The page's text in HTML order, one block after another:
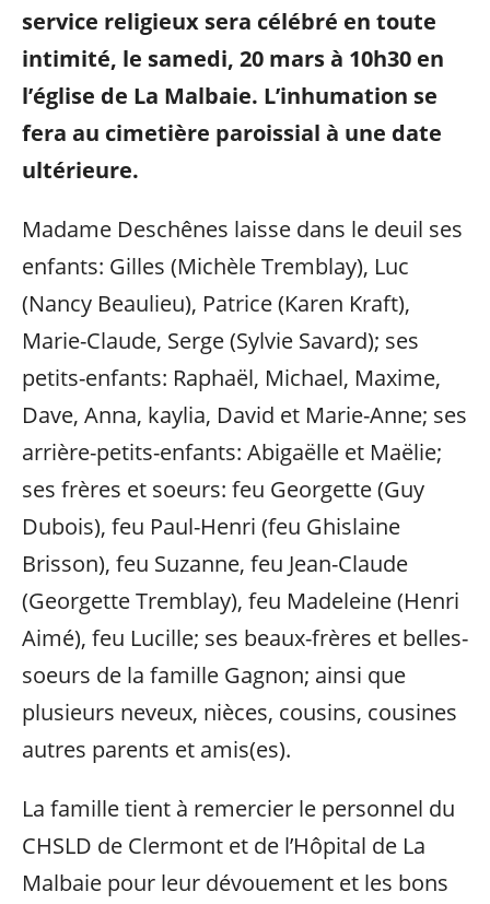
service religieux sera célébré en toute
intimité, le samedi, 20 mars à 10h30 en
l’église de La Malbaie. L’inhumation se
fera au cimetière paroissial à une date
ultérieure.
Madame Deschênes laisse dans le deuil ses
enfants: Gilles (Michèle Tremblay), Luc
(Nancy Beaulieu), Patrice (Karen Kraft),
Marie-Claude, Serge (Sylvie Savard); ses
petits-enfants: Raphaël, Michael, Maxime,
Dave, Anna, kaylia, David et Marie-Anne; ses
arrière-petits-enfants: Abigaëlle et Maëlie;
ses frères et soeurs: feu Georgette (Guy
Dubois), feu Paul-Henri (feu Ghislaine
Brisson), feu Suzanne, feu Jean-Claude
(Georgette Tremblay), feu Madeleine (Henri
Aimé), feu Lucille; ses beaux-frères et belles-
soeurs de la famille Gagnon; ainsi que
plusieurs neveux, nièces, cousins, cousines
autres parents et amis(es).
La famille tient à remercier le personnel du
CHSLD de Clermont et de l’Hôpital de La
Malbaie pour leur dévouement et les bons